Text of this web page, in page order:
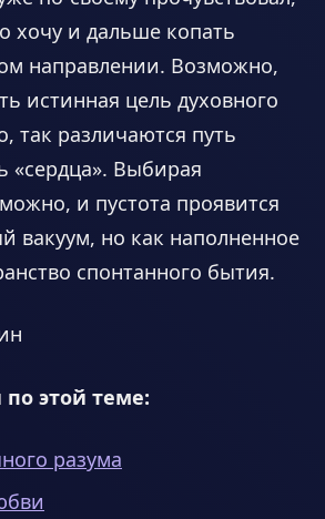
хочу и дальше копать
направлении. Возможно,
истинная цель духовного
так различаются путь
«сердца». Выбирая
и пустота проявится
вакуум, но как наполненное
спонтанного бытия.
по этой теме:
разума